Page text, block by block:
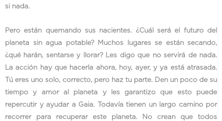
si nada.
Pero están quemando sus nacientes. ¿Cuál será el futuro del
planeta sin agua potable? Muchos lugares se están secando,
¿qué harán, sentarse y llorar? Les digo que no servirá de nada.
La acción hay que hacerla ahora, hoy, ayer, y ya está atrasada.
Tú eres uno solo, correcto, pero haz tu parte. Den un poco de su
tiempo y amor al planeta y les garantizo que esto puede
repercutir y ayudar a Gaia. Todavía tienen un largo camino por
recorrer para recuperar este planeta. No crean que todos